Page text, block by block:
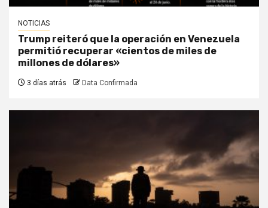
NOTICIAS
Trump reiteró que la operación en Venezuela
permitió recuperar «cientos de miles de
millones de dólares»
3 días atrás Data Confirmada